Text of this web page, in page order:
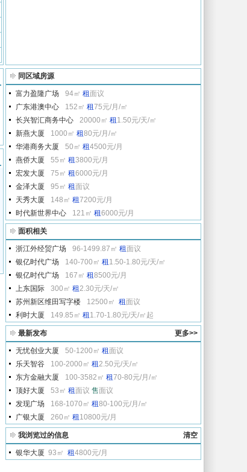
同区域房源
富力盈隆广场 94㎡ 租面议
广东港澳中心
152㎡ 租75元/月/㎡
长兴智汇商务中心
20000㎡ 租 1.50元/天/㎡
新燕大厦
1000㎡ 租80元/月/㎡
华港商务大厦
50㎡ 租4500元/月
燕侨大厦
55㎡ 租3800元/月
宏发大厦
75㎡ 租6000元/月
金泽大厦
95㎡ 租面议
天秀大厦
148㎡ 租7200元/月
时代新世界中心
121㎡ 租6000元/月
面积相关
浙江外经贸广场 96-1499.87㎡ 租面议
银亿时代广场
140-700㎡ 租 1.50-1.80元/天/㎡
银亿时代广场
167㎡ 租8500元/月
上东国际
300㎡ 租2.30元/天/㎡
苏州新区维田写字楼
12500㎡ 租面议
利时大厦
149.85㎡ 租 1.70-1.80元/天/㎡起
更多>>
最新发布
无忧创业大厦 50-1200㎡ 租面议
乐天智谷
100-2000㎡ 租2.50元/天/㎡
东方金融大厦
100-3582㎡ 租70-80元/月/㎡
顶好大厦
53㎡ 租面议 售面议
发现广场
168-1070㎡ 租80-100元/月/㎡
广银大厦
260㎡ 租 10800元/月
清空
我浏览过的信息
银华大厦 93㎡ 租4800元/月